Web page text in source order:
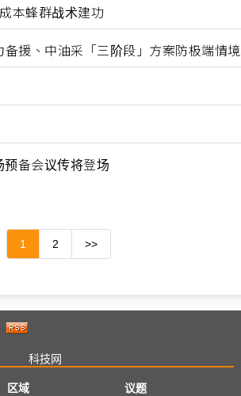
本蜂群战术建功
援、中油采「三阶段」方案防极端情境
备会议传将登场
1 2 >>
科技网
区域
议题